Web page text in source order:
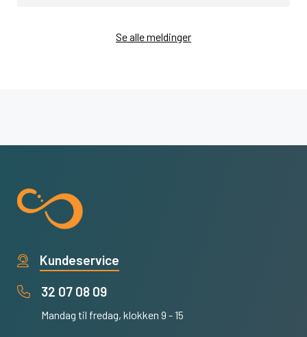
Se alle meldinger
Kundeservice
32 07 08 09
Mandag til fredag, klokken 9 - 15